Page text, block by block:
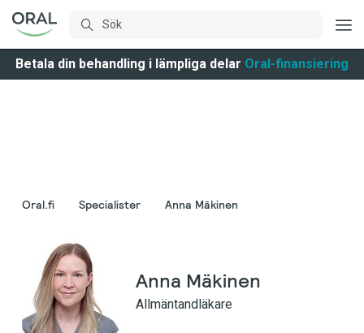
Betala din behandling i lämpliga delar Oral-finansiering
Oral.fi Specialister Anna Mäkinen
Anna Mäkinen
Allmäntandläkare